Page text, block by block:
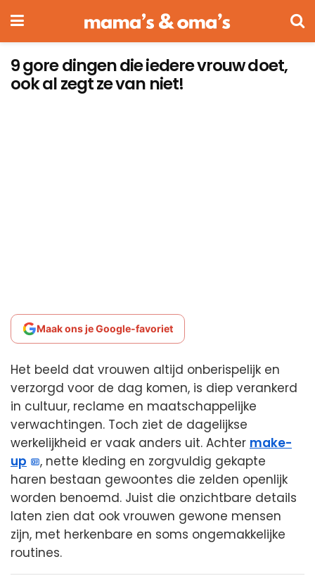
9 gore dingen die iedere vrouw doet,
ook al zegt ze van niet!
Maak ons je Google-favoriet
Het beeld dat vrouwen altijd onberispelijk en
verzorgd voor de dag komen, is diep verankerd
in cultuur, reclame en maatschappelijke
verwachtingen. Toch ziet de dagelijkse
werkelijkheid er vaak anders uit. Achter make-
up
, nette kleding en zorgvuldig gekapte
haren bestaan gewoontes die zelden openlijk
worden benoemd. Juist die onzichtbare details
laten zien dat ook vrouwen gewone mensen
zijn, met herkenbare en soms ongemakkelijke
routines.